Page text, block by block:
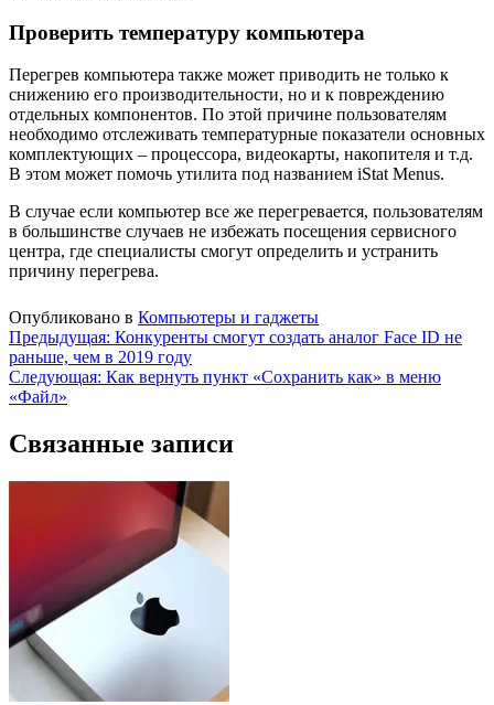
Проверить температуру компьютера
Перегрев компьютера также может приводить не только к
снижению его производительности, но и к повреждению
отдельных компонентов. По этой причине пользователям
необходимо отслеживать температурные показатели основных
комплектующих – процессора, видеокарты, накопителя и т.д.
В этом может помочь утилита под названием iStat Menus.
В случае если компьютер все же перегревается, пользователям
в большинстве случаев не избежать посещения сервисного
центра, где специалисты смогут определить и устранить
причину перегрева.
Опубликовано в Компьютеры и гаджеты
Навигация
по
записям
Предыдущая: Конкуренты смогут создать аналог Face ID не
раньше, чем в 2019 году
Следующая: Как вернуть пункт «Сохранить как» в меню
«Файл»
Связанные записи